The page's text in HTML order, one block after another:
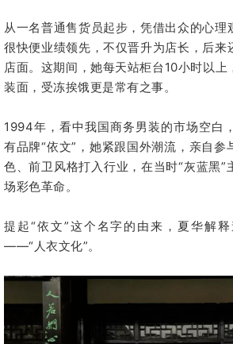
从一名普通售货员起步，凭借出众的心理
很快便业绩领先，不仅晋升为店长，后来
店面。这期间，她每天站柜台10小时以上
装面，受冻挨饿更是常有之事。
1994年，看中我国商务男装的市场空白
有品牌“依文”，她紧跟国外潮流，亲自参
色、前卫风格打入行业，在当时“灰蓝黑”
场彩色革命。
提起“依文”这个名字的由来，夏华解
——“人衣文化”。